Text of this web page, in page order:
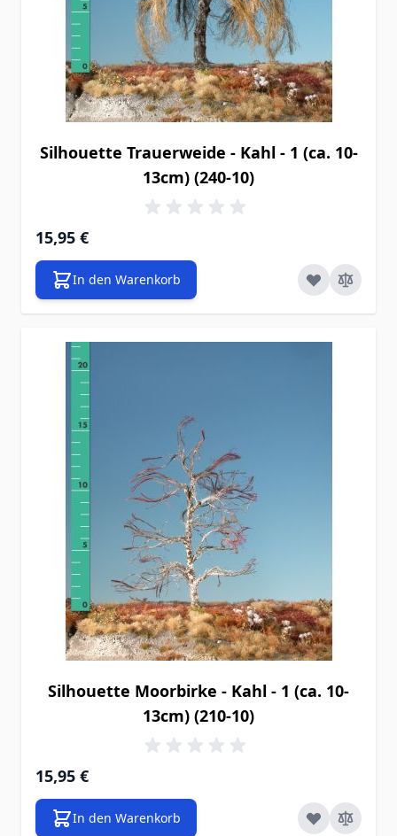
Silhouette Trauerweide - Kahl - 1 (ca. 10-
13cm) (240-10)
15,95 €
In den Warenkorb
Silhouette Moorbirke - Kahl - 1 (ca. 10-
13cm) (210-10)
15,95 €
In den Warenkorb